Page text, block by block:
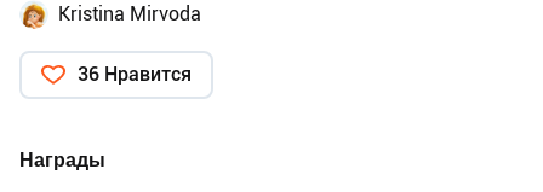
Kristina Mirvoda
36 Нравится
Награды